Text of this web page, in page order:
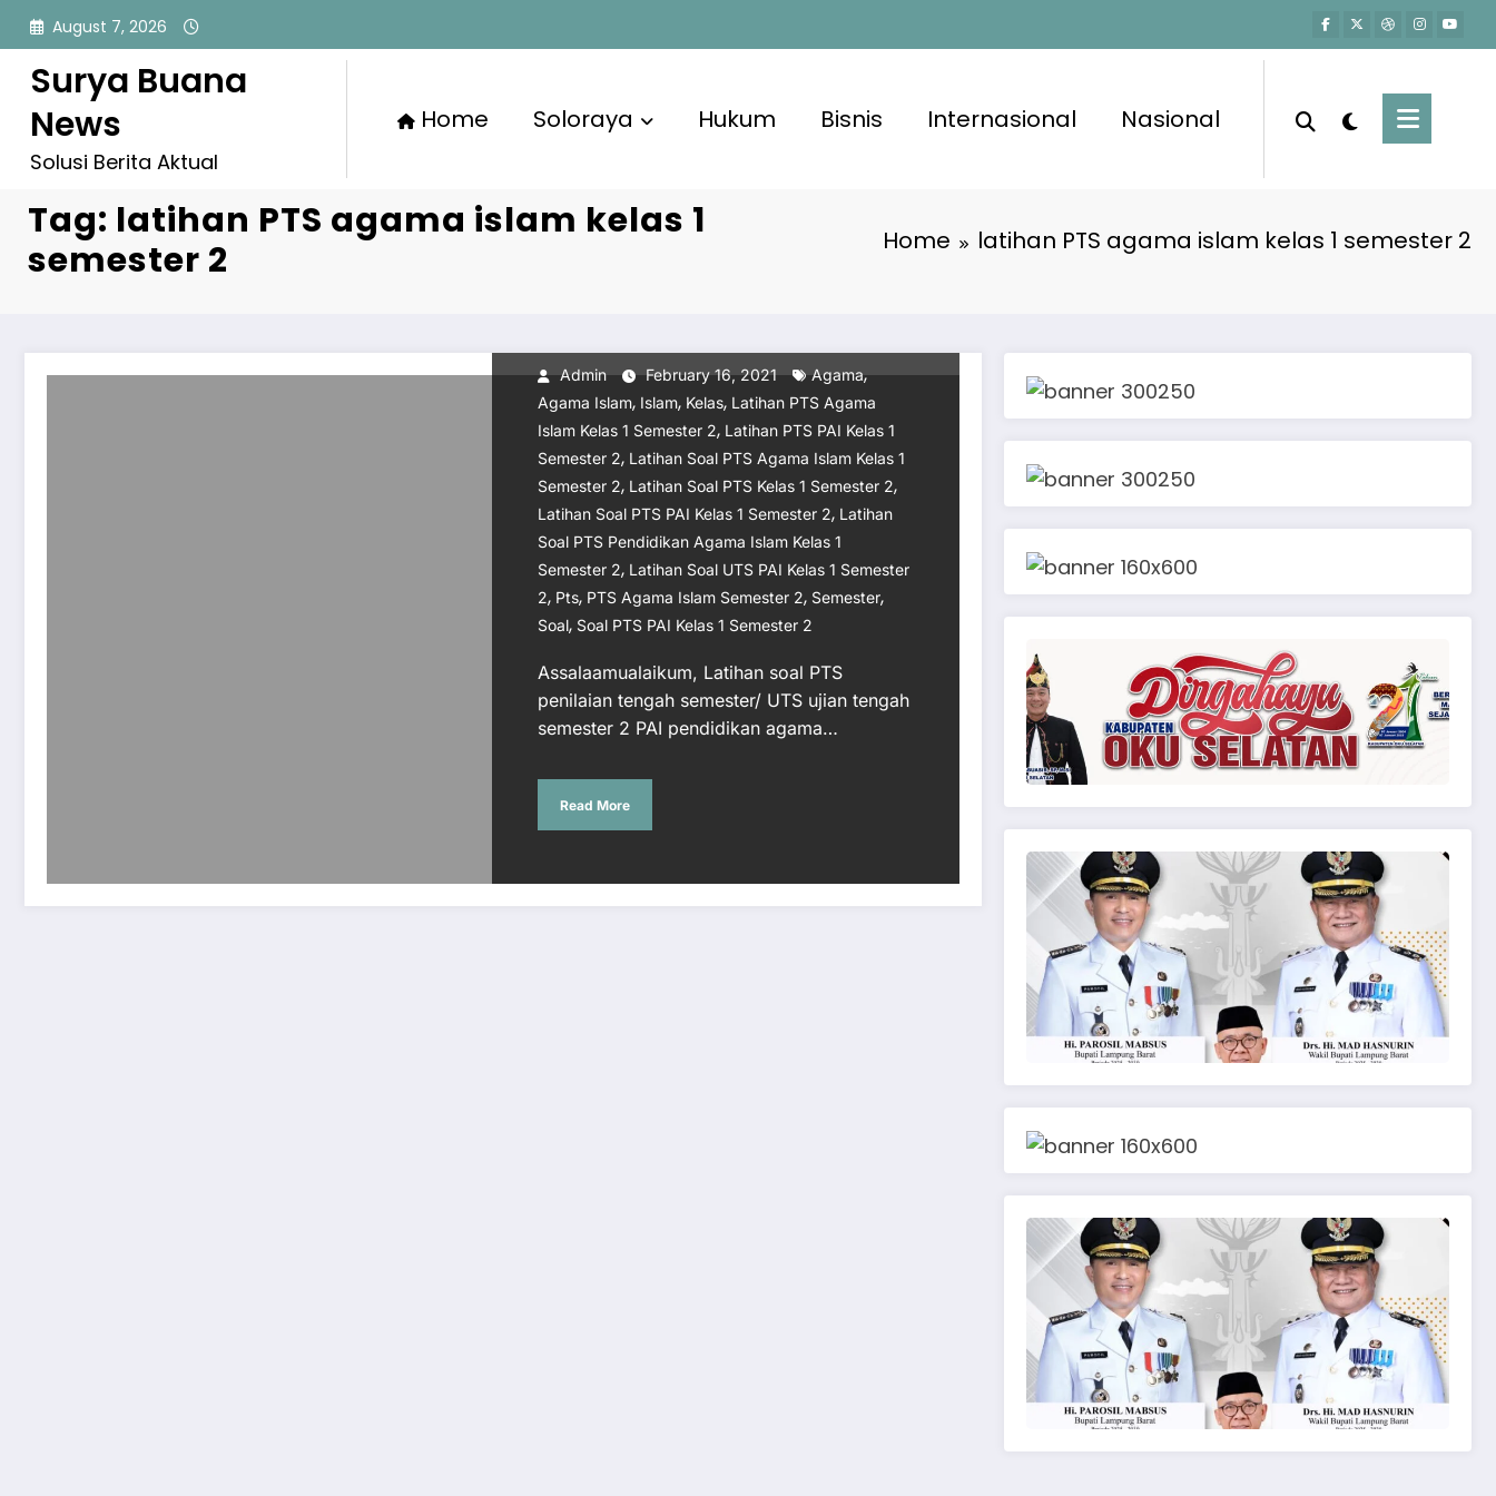
Skip
content
August 7, 2026
Surya Buana
News
Solusi Berita Aktual
Home Soloraya Hukum Bisnis Internasional Nasional
Tag: latihan PTS agama islam kelas 1
semester 2
Home latihan PTS agama islam kelas 1 semester 2
Admin February 16, 2021 Agama,
Agama Islam, Islam, Kelas, Latihan PTS Agama
Islam Kelas 1 Semester 2, Latihan PTS PAI Kelas 1
Semester 2, Latihan Soal PTS Agama Islam Kelas 1
Semester 2, Latihan Soal PTS Kelas 1 Semester 2,
Latihan Soal PTS PAI Kelas 1 Semester 2, Latihan
Soal PTS Pendidikan Agama Islam Kelas 1
Semester 2, Latihan Soal UTS PAI Kelas 1 Semester
2, Pts, PTS Agama Islam Semester 2, Semester,
Soal, Soal PTS PAI Kelas 1 Semester 2
Assalaamualaikum, Latihan soal PTS
penilaian tengah semester/ UTS ujian tengah
semester 2 PAI pendidikan agama…
Read More